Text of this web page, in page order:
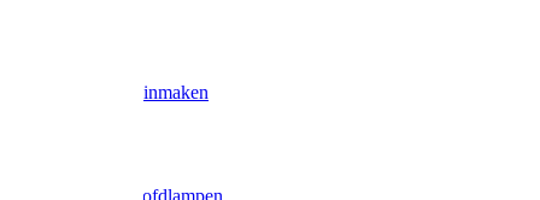
Wecken & inmaken
Zak- & Hoofdlampen